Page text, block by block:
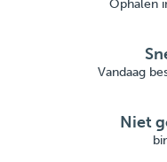
Ophalen
Vandaag
Niet